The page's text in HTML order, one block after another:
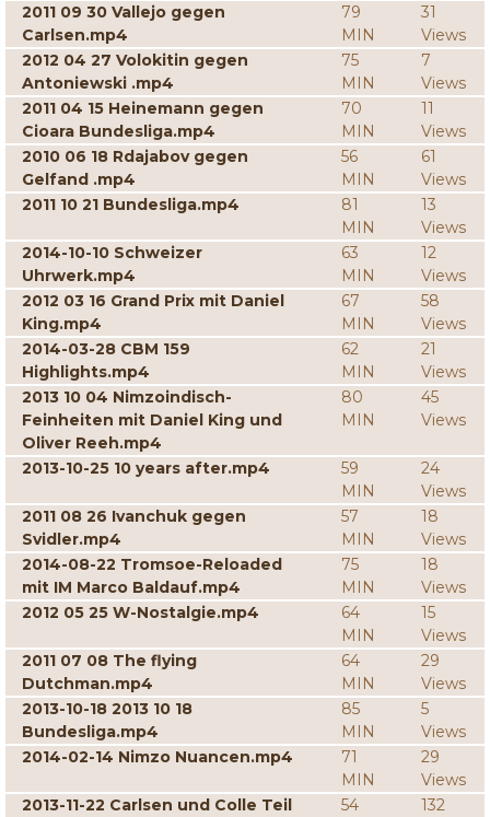
2011 09 30 Vallejo gegen
Carlsen.mp4
79
MIN
31
Views
2012 04 27 Volokitin gegen
Antoniewski .mp4
75
MIN
7
Views
2011 04 15 Heinemann gegen
Cioara Bundesliga.mp4
70
MIN
11
Views
2010 06 18 Rdajabov gegen
Gelfand .mp4
56
MIN
61
Views
2011 10 21 Bundesliga.mp4
81
MIN
13
Views
2014-10-10 Schweizer
Uhrwerk.mp4
63
MIN
12
Views
2012 03 16 Grand Prix mit Daniel
King.mp4
67
MIN
58
Views
2014-03-28 CBM 159
Highlights.mp4
62
MIN
21
Views
2013 10 04 Nimzoindisch-
Feinheiten mit Daniel King und
Oliver Reeh.mp4
80
MIN
45
Views
2013-10-25 10 years after.mp4
59
MIN
24
Views
2011 08 26 Ivanchuk gegen
Svidler.mp4
57
MIN
18
Views
2014-08-22 Tromsoe-Reloaded
mit IM Marco Baldauf.mp4
75
MIN
18
Views
2012 05 25 W-Nostalgie.mp4
64
MIN
15
Views
2011 07 08 The flying
Dutchman.mp4
64
MIN
29
Views
2013-10-18 2013 10 18
Bundesliga.mp4
85
MIN
5
Views
2014-02-14 Nimzo Nuancen.mp4
71
MIN
29
Views
2013-11-22 Carlsen und Colle Teil
54
132